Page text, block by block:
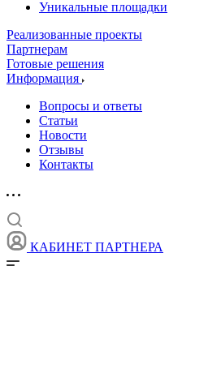
Уникальные площадки
Реализованные проекты
Партнерам
Готовые решения
Информация
Вопросы и ответы
Статьи
Новости
Отзывы
Контакты
КАБИНЕТ ПАРТНЕРА